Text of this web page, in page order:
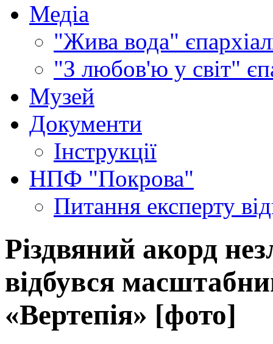
Медіа
"Жива вода"
"З любов'ю у світ"
Музей
Документи
Інструкції
НПФ "Покрова"
Питання експерту
Різдвяний акорд
відбувся
«Вертепія» [фото]